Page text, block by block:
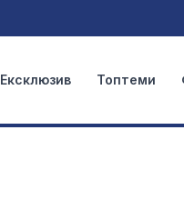
Ексклюзив Топтеми